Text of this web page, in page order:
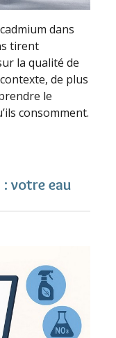
dans
tirent
la qualité de
de plus
le
consomment.
votre eau